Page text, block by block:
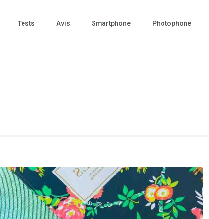
Tests Avis Smartphone Photophone